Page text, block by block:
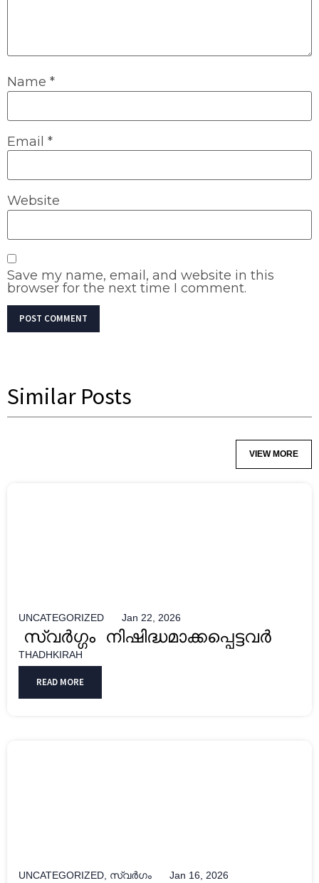
Name *
Email *
Website
Save my name, email, and website in this
browser for the next time I comment.
Similar Posts
VIEW MORE
UNCATEGORIZED Jan 22, 2026
സ്വർഗ്ഗം നിഷിദ്ധമാക്കപ്പെട്ടവർ
THADHKIRAH
READ MORE
UNCATEGORIZED സ്വർഗം Jan 16, 2026